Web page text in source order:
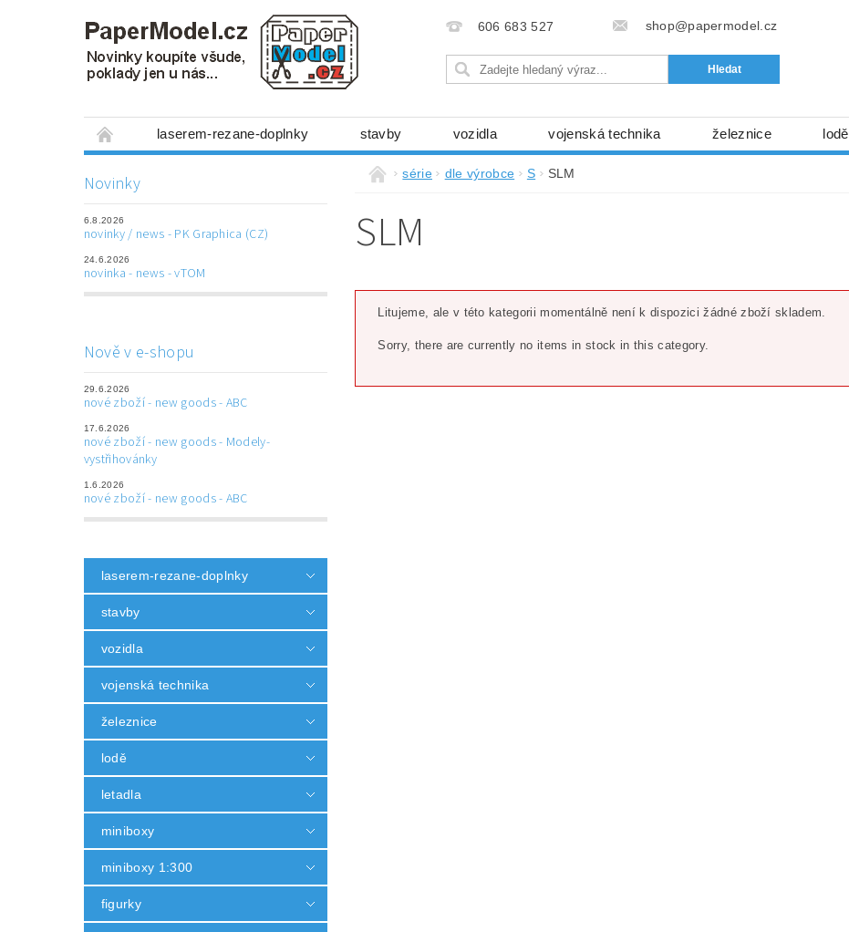
606 683 527 shop@papermodel.cz
laserem-rezane-doplnky stavby vozidla vojenská technika železnice lodě
mechanismy, stavební stroje
laserem řezané doplňky 3D tištěné doplňky
Napište nám
Novinky
6.8.2026
novinky / news - PK Graphica (CZ)
24.6.2026
novinka - news - vTOM
Nově v e-shopu
29.6.2026
nové zboží - new goods - ABC
17.6.2026
nové zboží - new goods - Modely-
vystřihovánky
1.6.2026
nové zboží - new goods - ABC
laserem-rezane-doplnky
stavby
vozidla
vojenská technika
železnice
lodě
letadla
miniboxy
miniboxy 1:300
figurky
série dle výrobce S SLM
SLM
Litujeme, ale v této kategorii momentálně není k dispozici žádné zboží skladem.
Sorry, there are currently no items in stock in this category.